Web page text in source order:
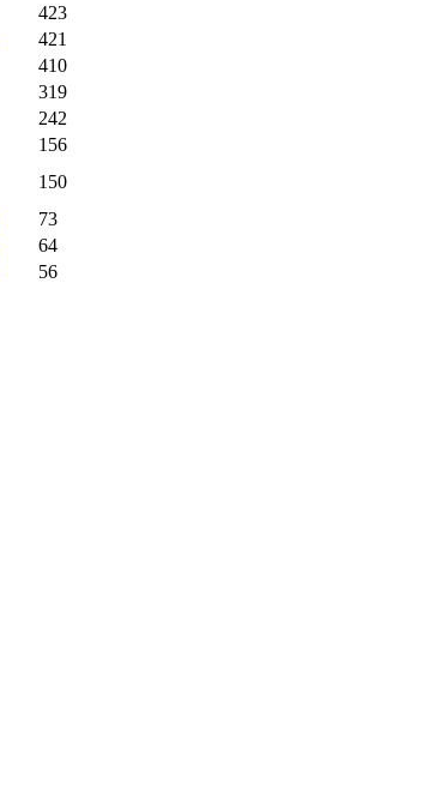
423
421
410
319
242
156
150
73
64
56